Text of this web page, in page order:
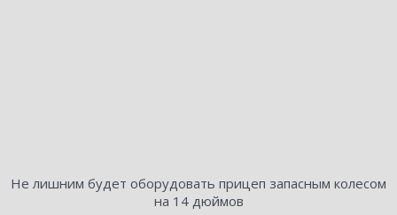
Не лишним будет оборудовать прицеп запасным колесом
на 14 дюймов